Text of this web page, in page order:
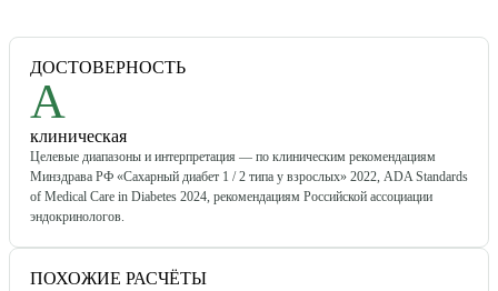
ДОСТОВЕРНОСТЬ
A
клиническая
Целевые диапазоны и интерпретация — по клиническим рекомендациям
Минздрава РФ «Сахарный диабет 1 / 2 типа у взрослых» 2022, ADA Standards
of Medical Care in Diabetes 2024, рекомендациям Российской ассоциации
эндокринологов.
ПОХОЖИЕ РАСЧЁТЫ